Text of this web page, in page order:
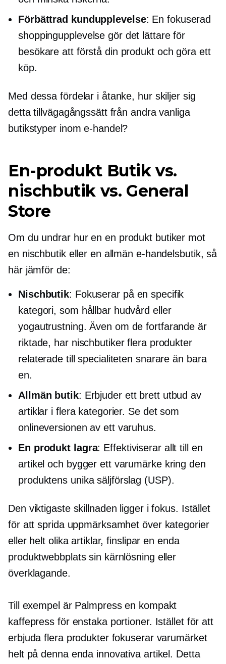
Förbättrad kundupplevelse: En fokuserad
shoppingupplevelse gör det lättare för
besökare att förstå din produkt och göra ett
köp.
Med dessa fördelar i åtanke, hur skiljer sig
detta tillvägagångssätt från andra vanliga
butikstyper inom e-handel?
En-produkt Butik vs.
nischbutik vs. General
Store
Om du undrar hur en en produkt butiker mot
en nischbutik eller en allmän e-handelsbutik, så
här jämför de:
Nischbutik: Fokuserar på en specifik
kategori, som hållbar hudvård eller
yogautrustning. Även om de fortfarande är
riktade, har nischbutiker flera produkter
relaterade till specialiteten snarare än bara
en.
Allmän butik: Erbjuder ett brett utbud av
artiklar i flera kategorier. Se det som
onlineversionen av ett varuhus.
En produkt lagra: Effektiviserar allt till en
artikel och bygger ett varumärke kring den
produktens unika säljförslag (USP).
Den viktigaste skillnaden ligger i fokus. Istället
för att sprida uppmärksamhet över kategorier
eller helt olika artiklar, finslipar en enda
produktwebbplats sin kärnlösning eller
överklagande.
Till exempel är Palmpress en kompakt
kaffepress för enstaka portioner. Istället för att
erbjuda flera produkter fokuserar varumärket
helt på denna enda innovativa artikel. Detta